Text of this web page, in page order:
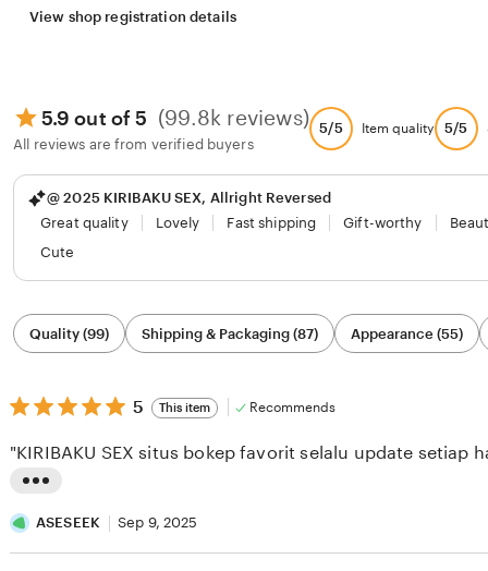
View shop registration details
5.9 out of 5 (99.8k reviews)
All reviews are from verified buyers
5/5 Item quality 5/5
@ 2025 KIRIBAKU SEX, Allright Reversed
Great quality
Lovely Fast shipping Gift-worthy
Cute
Filter
by
category
Quality (99) Shipping & Packaging (87) Appearance (55)
5
out
5
stars
5 This item Recommends
i
s
"KIRIBAKU SEX situs bokep favorit selalu update setiap
ASESEEK Sep 9, 2025